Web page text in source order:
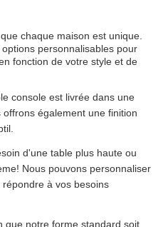
chaque maison est unique.
personnalisables pour
fonction de votre style et de
console est livrée dans une
également une finition
d'une table plus haute ou
Nous pouvons personnaliser
à vos besoins
que notre forme standard soit